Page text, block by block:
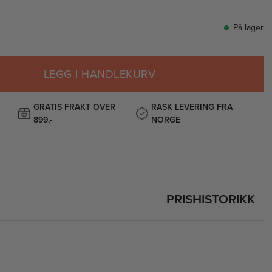
På lager
LEGG I HANDLEKURV
GRATIS FRAKT OVER
899,-
RASK LEVERING FRA
NORGE
PRISHISTORIKK